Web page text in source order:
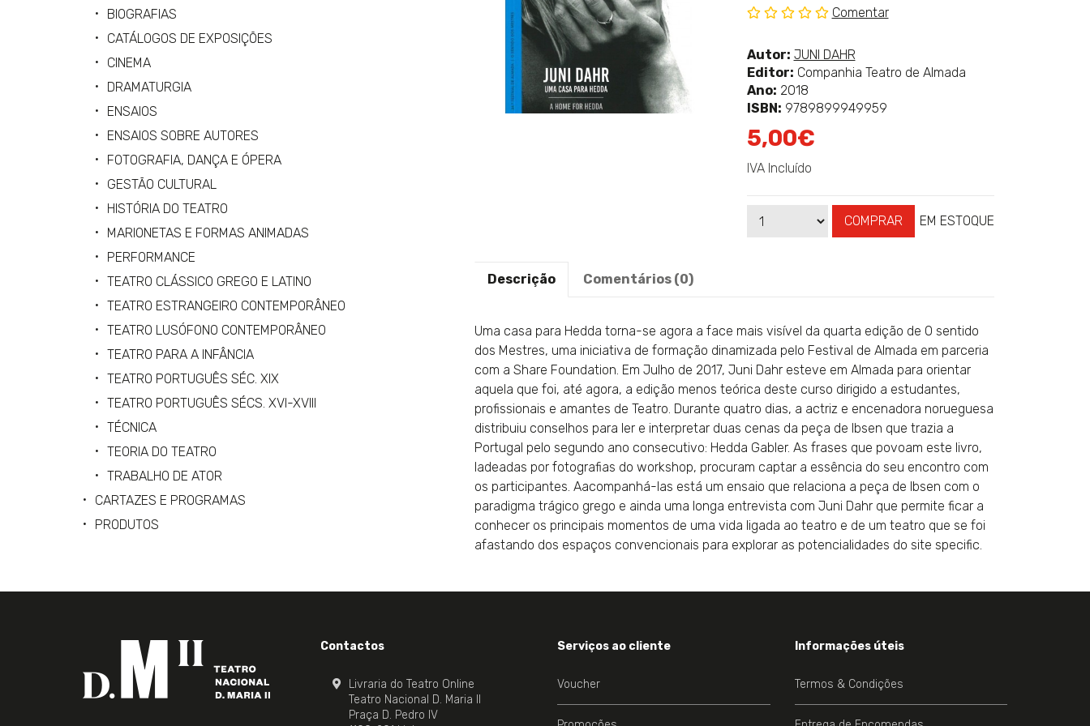
classificação
Comentar
Autor: Ver
mais
sobre
JUNI DAHR
Editor: Companhia Teatro de Almada
Ano: 2018
ISBN: 9789899949959
5,00€
IVA Incluído
Qtd COMPRAR
Disponibilidade: EM ESTOQUE
Descrição Comentários (0)
Uma casa para Hedda torna-se agora a face mais visível da quarta edição de O sentido
dos Mestres, uma iniciativa de formação dinamizada pelo Festival de Almada em parceria
com a Share Foundation. Em Julho de 2017, Juni Dahr es­teve em Almada para orientar
aquela que foi, até agora, a edição menos teórica deste curso dirigido a estudantes,
profissionais e amantes de Teatro. Durante quatro dias, a actriz e encenadora norueguesa
distribuiu conselhos para ler e interpretar duas cenas da peça de Ibsen que trazia a
Portugal pelo segundo ano consecutivo: Hedda Gabler. As frases que povoam este livro,
ladeadas por fotografias do workshop, procuram captar a essência do seu encontro com
os participantes. Aacompanhá-las está um ensaio que relaciona a peça de Ibsen com o
paradigma trágico grego e ainda uma longa entrevista com Juni Dahr que permite ficar a
conhecer os principais momentos de uma vida ligada ao teatro e de um teatro que se foi
afastando dos espaços convencionais para explorar as potencialidades do site specific.
BIOGRAFIAS
CATÁLOGOS DE EXPOSIÇÕES
CINEMA
DRAMATURGIA
ENSAIOS
ENSAIOS SOBRE AUTORES
FOTOGRAFIA, DANÇA E ÓPERA
GESTÃO CULTURAL
HISTÓRIA DO TEATRO
MARIONETAS E FORMAS ANIMADAS
PERFORMANCE
TEATRO CLÁSSICO GREGO E LATINO
TEATRO ESTRANGEIRO CONTEMPORÂNEO
TEATRO LUSÓFONO CONTEMPORÂNEO
TEATRO PARA A INFÂNCIA
TEATRO PORTUGUÊS SÉC. XIX
TEATRO PORTUGUÊS SÉCS. XVI-XVIII
TÉCNICA
TEORIA DO TEATRO
TRABALHO DE ATOR
CARTAZES E PROGRAMAS
PRODUTOS
Contactos
Livraria do Teatro Online
Teatro Nacional D. Maria II
Praça D. Pedro IV
Serviços ao cliente
Voucher
Informações úteis
Termos & Condições